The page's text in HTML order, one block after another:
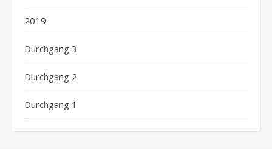
2019
Durchgang 3
Durchgang 2
Durchgang 1